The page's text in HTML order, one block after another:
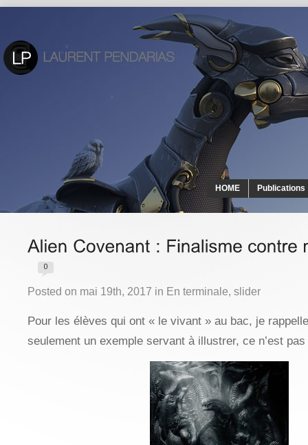
HOME Publications
Posted on mai 19th, 2017 in En terminale, slider
Pour les élèves qui ont « le vivant » au bac, je
seulement un exemple servant à illustrer, ce n’est